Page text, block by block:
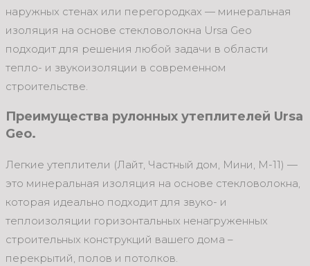
наружных стенах или перегородках — минеральная
изоляция на основе стекловолокна Ursa Geo
подходит для решения любой задачи в области
тепло- и звукоизоляции в современном
строительстве.
Преимущества рулонных утеплителей Ursa
Geo.
Легкие утеплители (Лайт, Частный дом, Мини, М-11) —
это минеральная изоляция на основе стекловолокна,
которая идеально подходит для звуко- и
теплоизоляции горизонтальных ненагруженных
строительных конструкций вашего дома –
перекрытий, полов и потолков.